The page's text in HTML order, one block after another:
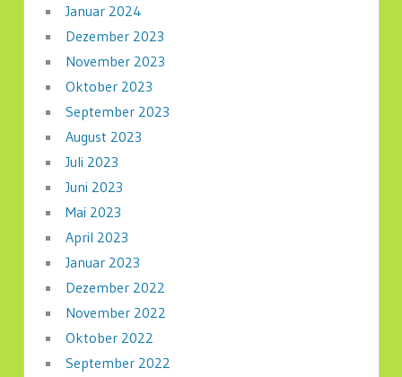
Januar 2024
Dezember 2023
November 2023
Oktober 2023
September 2023
August 2023
Juli 2023
Juni 2023
Mai 2023
April 2023
Januar 2023
Dezember 2022
November 2022
Oktober 2022
September 2022